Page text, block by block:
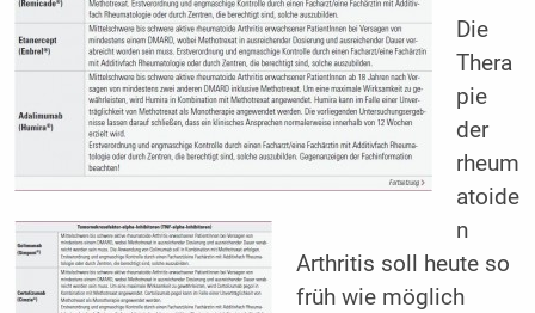
Die
Thera
pie
der
rheum
atoide
n
Arthritis soll heute so
früh wie möglich